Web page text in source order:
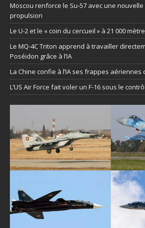
Moscou renforce le Su-57 avec une
propulsion
Le U-2 et le « coin du cercueil » à 21 000
Le MQ-4C Triton apprend à travailler
Poséidon grâce à l’IA
La Chine confie à l’IA ses frappes
L’US Air Force fait voler un F-16 sous le